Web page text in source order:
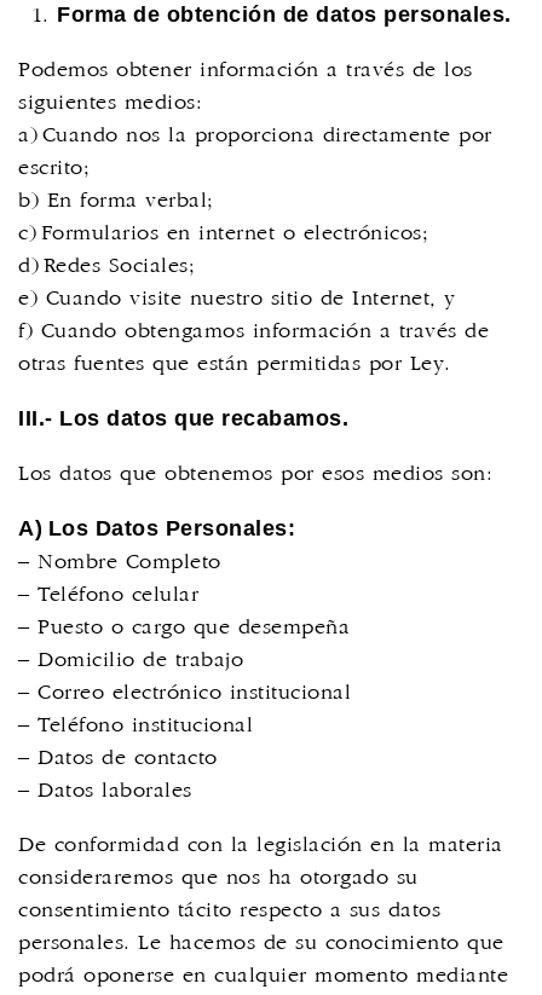
Forma de obtención de datos personales.
Podemos obtener información a través de los
siguientes medios:
a) Cuando nos la proporciona directamente por
escrito;
b) En forma verbal;
c) Formularios en internet o electrónicos;
d) Redes Sociales;
e) Cuando visite nuestro sitio de Internet, y
f) Cuando obtengamos información a través de
otras fuentes que están permitidas por Ley.
III.- Los datos que recabamos.
Los datos que obtenemos por esos medios son:
A) Los Datos Personales:
– Nombre Completo
– Teléfono celular
– Puesto o cargo que desempeña
– Domicilio de trabajo
– Correo electrónico institucional
– Teléfono institucional
– Datos de contacto
– Datos laborales
De conformidad con la legislación en la materia
consideraremos que nos ha otorgado su
consentimiento tácito respecto a sus datos
personales. Le hacemos de su conocimiento que
podrá oponerse en cualquier momento mediante